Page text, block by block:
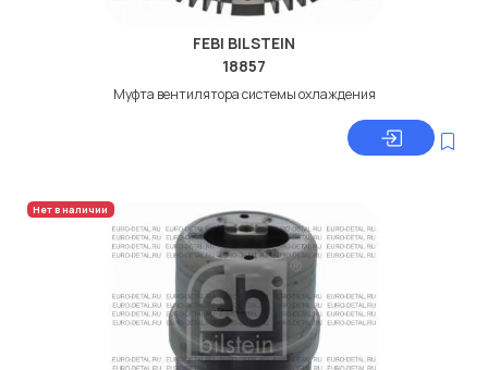
FEBI BILSTEIN
18857
Муфта вентилятора системы охлаждения
Нет в наличии